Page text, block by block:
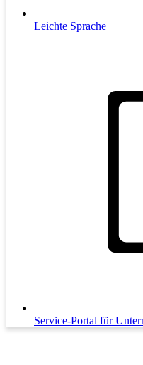
Leichte Sprache
Service-Portal für